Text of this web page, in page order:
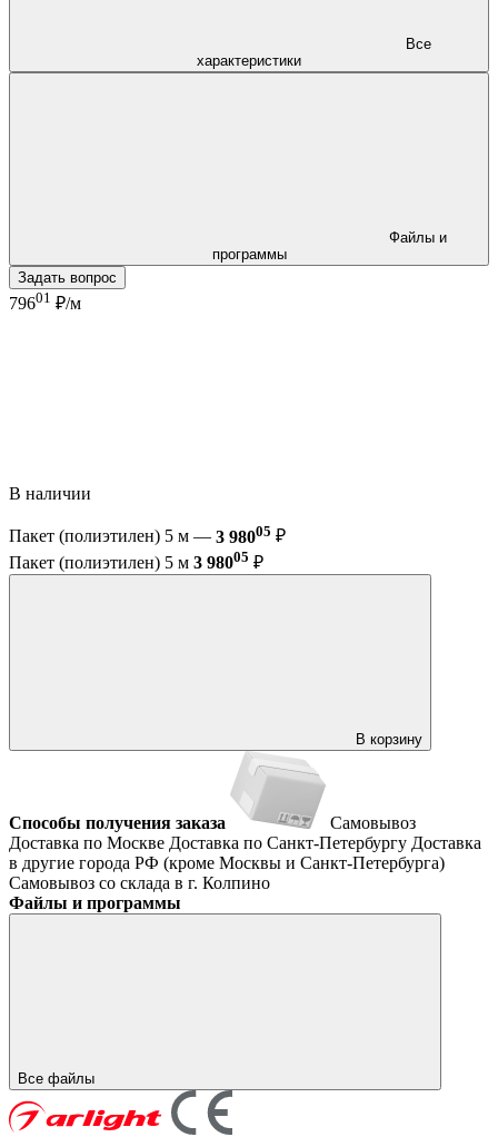
характеристики
программы
Задать вопрос
79601 ₽/м
В наличии
Пакет (полиэтилен) 5 м — 3 98005 ₽
Пакет (полиэтилен) 5 м 3 98005 ₽
В корзину
Способы получения заказа
Самовывоз
Доставка по Москве Доставка по Санкт-Петербургу Доставка
в другие города РФ (кроме Москвы и Санкт-Петербурга)
Самовывоз со склада в г. Колпино
Файлы и программы
Все файлы